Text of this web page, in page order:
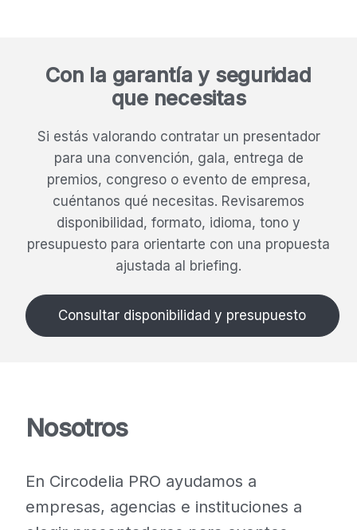
Con la garantía y seguridad
que necesitas
Si estás valorando contratar un presentador
para una convención, gala, entrega de
premios, congreso o evento de empresa,
cuéntanos qué necesitas. Revisaremos
disponibilidad, formato, idioma, tono y
presupuesto para orientarte con una propuesta
ajustada al briefing.
Consultar disponibilidad y presupuesto
Nosotros
En Circodelia PRO ayudamos a
empresas, agencias e instituciones a